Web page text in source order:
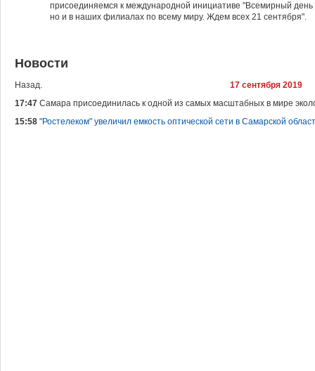
присоединяемся к международной инициативе "Всемирный день
но и в наших филиалах по всему миру. Ждем всех 21 сентября".
Новости
Назад.
17 сентября 2019
17:47 Самара присоединилась к одной из самых масштабных в мире
15:58 "Ростелеком" увеличил емкость оптической сети в Самарской